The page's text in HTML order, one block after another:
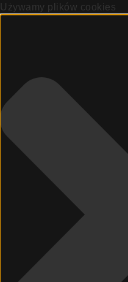
Używamy plików cookies